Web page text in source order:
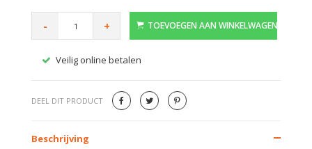
- + TOEVOEGEN AAN WINKELWAGEN
Veilig online betalen
DEEL DIT PRODUCT
Beschrijving